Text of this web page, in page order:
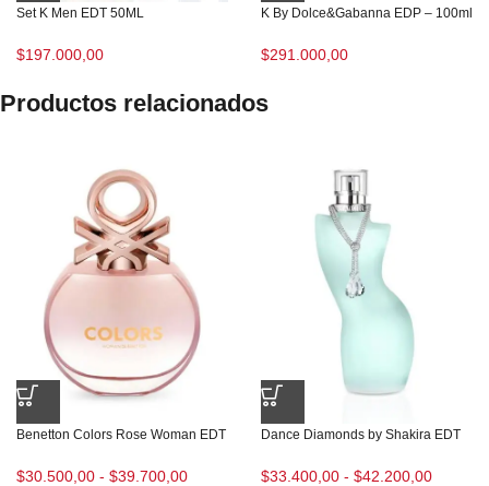
Set K Men EDT 50ML
$197.000,00
K By Dolce&Gabanna EDP – 100ml
$291.000,00
Productos relacionados
Benetton Colors Rose Woman EDT
$30.500,00 - $39.700,00
Dance Diamonds by Shakira EDT
$33.400,00 - $42.200,00